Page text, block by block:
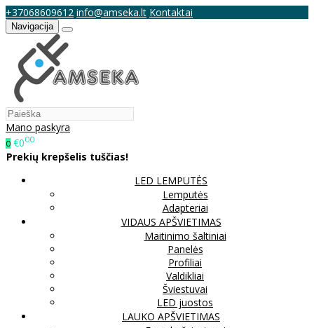
+37068609612 info@amseka.lt Kontaktai
Navigacija
Mano paskyra
0 €000
Prekių krepšelis tuščias!
LED LEMPUTĖS
Lemputės
Adapteriai
VIDAUS APŠVIETIMAS
Maitinimo šaltiniai
Panelės
Profiliai
Valdikliai
Šviestuvai
LED juostos
LAUKO APŠVIETIMAS